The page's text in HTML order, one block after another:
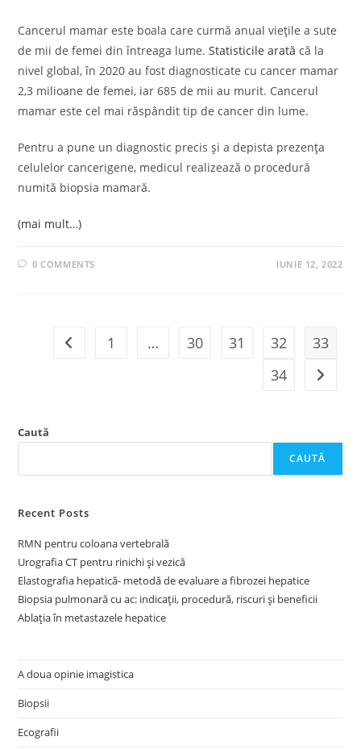
Cancerul mamar este boala care curmă anual viețile a sute
de mii de femei din întreaga lume.Statisticile arată că la
nivel global, în 2020 au fost diagnosticate cu cancer mamar
2,3 milioane de femei, iar 685 de mii au murit. Cancerul
mamar este cel mai răspândit tip de cancer din lume.
Pentru a pune un diagnostic precis și a depista prezența
celulelor cancerigene, medicul realizează o procedură
numită biopsia mamară.
(mai mult…)
0 COMMENTS IUNIE 12, 2022
Go to the previous page
1 … 30 31 32
33
34
Go to
Caută
CAUTĂ
Recent Posts
RMN pentru coloana vertebrală
Urografia CT pentru rinichi și vezică
Elastografia hepatică- metodă de evaluare a fibrozei hepatice
Biopsia pulmonară cu ac: indicații, procedură, riscuri și beneficii
Ablația în metastazele hepatice
A doua opinie imagistica
Biopsii
Ecografii